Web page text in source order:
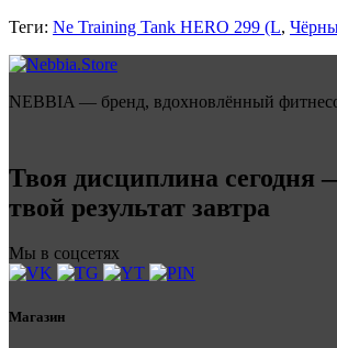
Теги: Ne Training Tank HERO 299 (L,
NEBBIA — бренд, вдохновлённый
Твоя дисциплина сегодня
твой результат завтра
Мы в соцсетях
Магазин